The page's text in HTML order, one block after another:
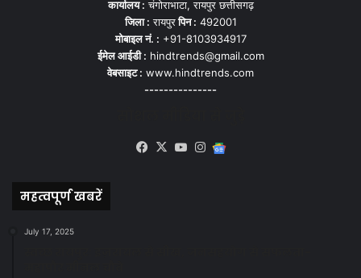
कार्यालय : चंगोराभाटा, रायपुर छत्तीसगढ़
जिला : रायपुरपिन : 492001
मोबाइल नं. : +91-8103934917
ईमेल आईडी : hindtrends@gmail.com
वेबसाइट : www.hindtrends.com
---------------
Facebook
X YouTubeInstagram
महत्वपूर्ण खबरें
July 17, 2025